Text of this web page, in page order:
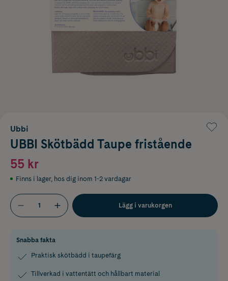
Ubbi
UBBI Skötbädd Taupe fristående
55 kr
Finns i lager, hos dig inom 1-2 vardagar
Lägg i varukorgen
Snabba fakta
Praktisk skötbädd i taupefärg
Tillverkad i vattentätt och hållbart material